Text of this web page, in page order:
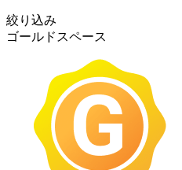
絞り込み
ゴールドスペース